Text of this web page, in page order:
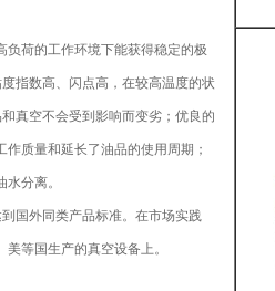
负荷的工作环境下能获得稳定的极
指数高、闪点高，在较高温度的状
真空不会受到影响而变劣；优良的
质量和延长了油品的使用周期；
分离。
国外同类产品标准。在市场实践
等国生产的真空设备上。